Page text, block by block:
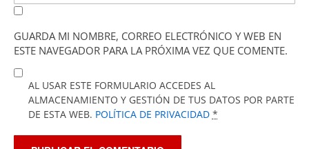
GUARDA MI NOMBRE, CORREO ELECTRÓNICO Y WEB EN
ESTE NAVEGADOR PARA LA PRÓXIMA VEZ QUE COMENTE.
AL USAR ESTE FORMULARIO ACCEDES AL
ALMACENAMIENTO Y GESTIÓN DE TUS DATOS POR PARTE
DE ESTA WEB. POLÍTICA DE PRIVACIDAD *